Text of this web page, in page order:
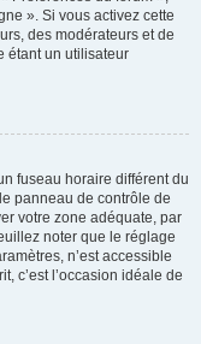
». Si vous activez cette
des modérateurs et de
étant un utilisateur
fuseau horaire différent du
panneau de contrôle de
votre zone adéquate, par
noter que le réglage
n’est accessible
c’est l’occasion idéale de